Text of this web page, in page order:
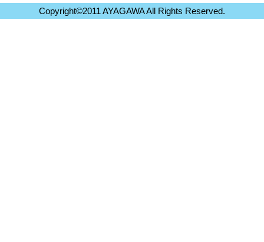
Copyright©2011 AYAGAWA All Rights Reserved.